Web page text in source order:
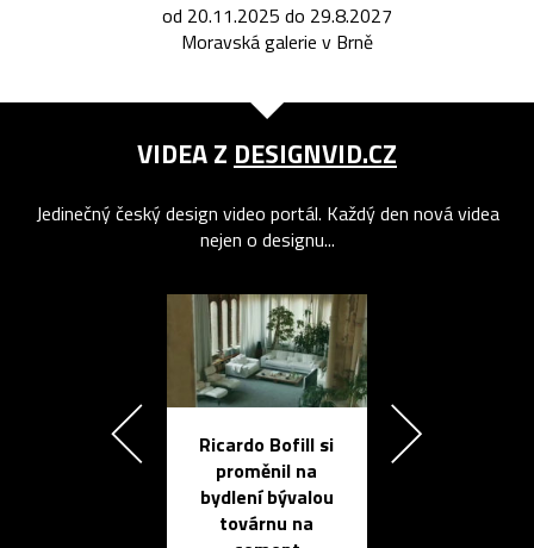
od 20.11.2025 do 29.8.2027
Moravská galerie v Brně
VIDEA Z DESIGNVID.CZ
Jedinečný český design video portál. Každý den nová videa
nejen o designu...
Ricardo Bofill si
proměnil na
bydlení bývalou
továrnu na